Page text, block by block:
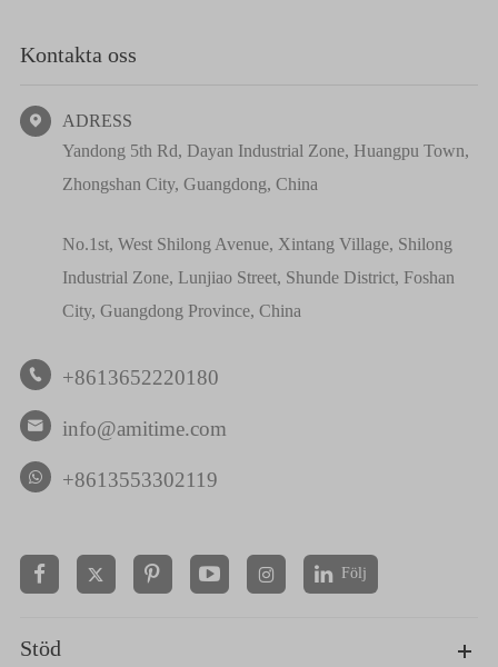
Kontakta oss

ADRESS
Yandong 5th Rd, Dayan Industrial Zone, Huangpu Town,
Zhongshan City, Guangdong, China
No.1st, West Shilong Avenue, Xintang Village, Shilong
Industrial Zone, Lunjiao Street, Shunde District, Foshan
City, Guangdong Province, China
 +8613652220180
 info@amitime.com
+8613553302119
  Följ
Stöd